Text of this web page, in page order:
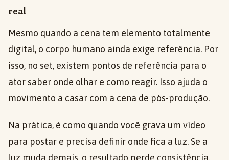
real
Mesmo quando a cena tem elemento totalmente
digital, o corpo humano ainda exige referência. Por
isso, no set, existem pontos de referência para o
ator saber onde olhar e como reagir. Isso ajuda o
movimento a casar com a cena de pós-produção.
Na prática, é como quando você grava um vídeo
para postar e precisa definir onde fica a luz. Se a
luz muda demais, o resultado perde consistência.